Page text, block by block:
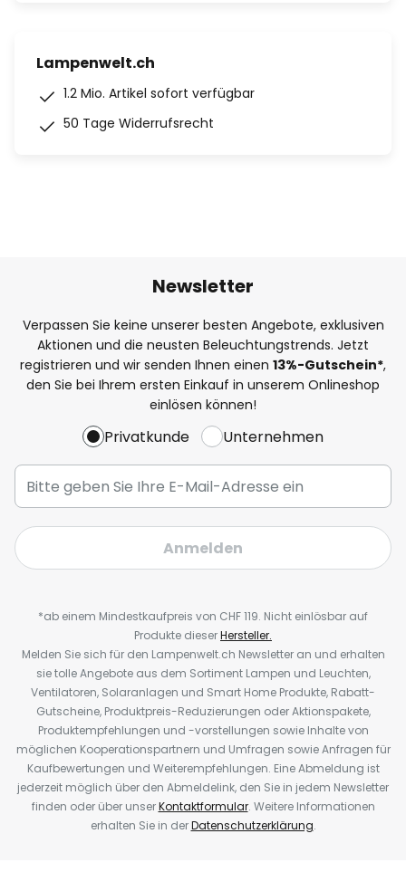
Lampenwelt.ch
1.2 Mio. Artikel sofort verfügbar
50 Tage Widerrufsrecht
Newsletter
Verpassen Sie keine unserer besten Angebote, exklusiven
Aktionen und die neusten Beleuchtungstrends. Jetzt
registrieren und wir senden Ihnen einen 13%-Gutschein*,
den Sie bei Ihrem ersten Einkauf in unserem Onlineshop
einlösen können!
Privatkunde Unternehmen
Anmelden
*ab einem Mindestkaufpreis von CHF 119. Nicht einlösbar auf
Produkte dieserHersteller.
Melden Sie sich für den Lampenwelt.ch Newsletter an und erhalten
sie tolle Angebote aus dem Sortiment Lampen und Leuchten,
Ventilatoren, Solaranlagen und Smart Home Produkte, Rabatt-
Gutscheine, Produktpreis-Reduzierungen oder Aktionspakete,
Produktempfehlungen und -vorstellungen sowie Inhalte von
möglichen Kooperationspartnern und Umfragen sowie Anfragen für
Kaufbewertungen und Weiterempfehlungen. Eine Abmeldung ist
jederzeit möglich über den Abmeldelink, den Sie in jedem Newsletter
finden oder über unserKontaktformular. Weitere Informationen
erhalten Sie in derDatenschutzerklärung.